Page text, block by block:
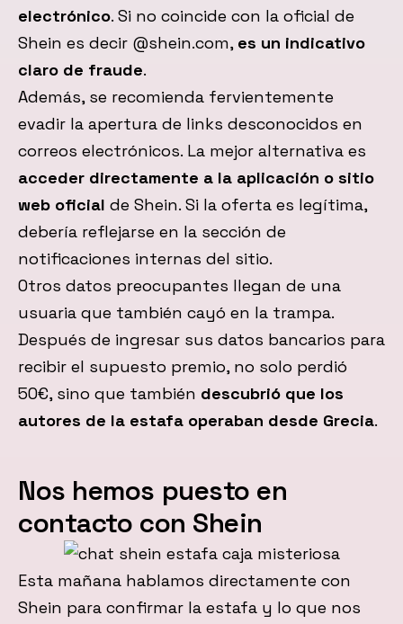
electrónico. Si no coincide con la oficial de
Shein es decir @shein.com, es un indicativo
claro de fraude.
Además, se recomienda fervientemente
evadir la apertura de links desconocidos en
correos electrónicos. La mejor alternativa es
acceder directamente a la aplicación o sitio
web oficial de Shein. Si la oferta es legítima,
debería reflejarse en la sección de
notificaciones internas del sitio.
Otros datos preocupantes llegan de una
usuaria que también cayó en la trampa.
Después de ingresar sus datos bancarios para
recibir el supuesto premio, no solo perdió
50€, sino que también descubrió que los
autores de la estafa operaban desde Grecia.
Nos hemos puesto en
contacto con Shein
Esta mañana hablamos directamente con
Shein para confirmar la estafa y lo que nos